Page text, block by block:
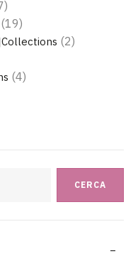
(19)
(2)
(4)
CERCA